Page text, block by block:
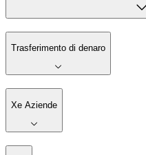
Trasferimento di denaro
Xe Aziende